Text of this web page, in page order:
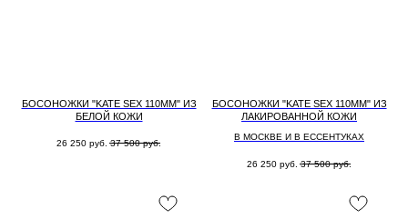
БОСОНОЖКИ "KATE SEX 110MM" ИЗ
БЕЛОЙ КОЖИ
26 250 руб. 37 500 руб.
БОСОНОЖКИ "KATE SEX 110MM" ИЗ
ЛАКИРОВАННОЙ КОЖИ
В МОСКВЕ И В ЕССЕНТУКАХ
26 250 руб. 37 500 руб.